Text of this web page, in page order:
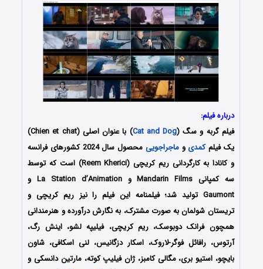
درباره فیلم:
فیلم گربه و سگ (Cat and Dog
) با عنوان اصلی (Chien et chat)
یک فیلمکمدی وماجراجویی
محصول سال 2024 کشورهای فرانسه
و کانادا به کارگردانی ریم کریچی (Reem Kherici) است که توسط
سه کمپانی‌ Mandarin Films و La Station d’Animation و
Gaumont تولید شد؛ فیلمنامه این فیلم را نیز ریم کریچی و
تریستان شولمان به صورت مشترک، به نگارش درآورده و هنرمندانی
همچون فرانک دوبوسک، ریم کریچی، فیلیپه لشو، اینش رگ،
آرتوس، رافائل فوگر-لاروک، اسکار دزگانیس، لنی اسکافی، شاون
بایچو، استیو بری، مگالی کامبز، ژان فیلیپ کوته، مارتین دانسکی و